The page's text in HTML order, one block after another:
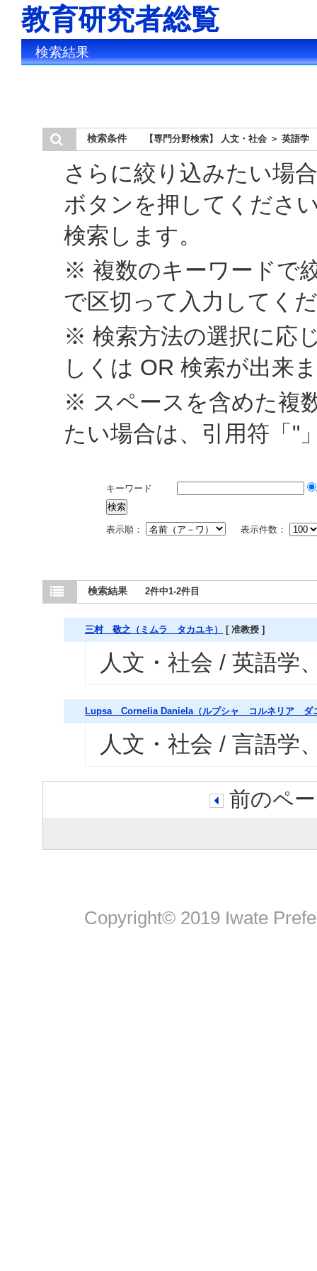
教育研究者総覧
検索結果
検索条件 【専門分野検索】 人文・社会 ＞ 英語学
さらに絞り込みたい場
ボタンを押してくださ
検索します。
※ 複数のキーワードで
で区切って入力してく
※ 検索方法の選択に応
しくは OR 検索が出来
※ スペースを含めた複
たい場合は、引用符「"
キーワード
表示順： 表示件数：
検索結果 2件中1-2件目
三村 敬之（ミムラ タカユキ） [ 准教授 ]
人文・社会 / 英語学
Lupsa Cornelia Daniela（ルプシャ コルネリア ダ
人文・社会 / 言語学
前のペ
Copyright© 2019 Iwate